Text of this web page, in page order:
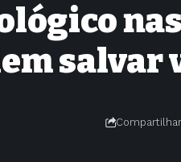
nas
salvar
Compartilhar